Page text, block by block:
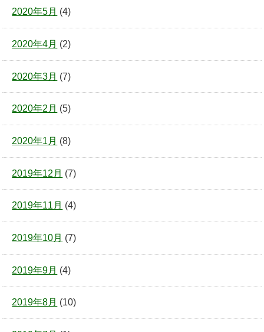
2020年5月 (4)
2020年4月 (2)
2020年3月 (7)
2020年2月 (5)
2020年1月 (8)
2019年12月 (7)
2019年11月 (4)
2019年10月 (7)
2019年9月 (4)
2019年8月 (10)